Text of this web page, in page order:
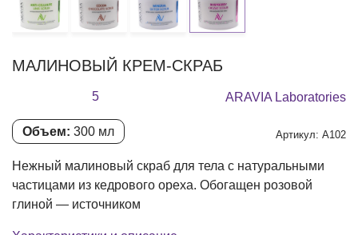
МАЛИНОВЫЙ КРЕМ-СКРАБ
5 ARAVIA Laboratories
Объем: 300 мл Артикул: А102
Нежный малиновый скраб для тела с натуральными
частицами из кедрового ореха. Обогащен розовой
глиной — источником